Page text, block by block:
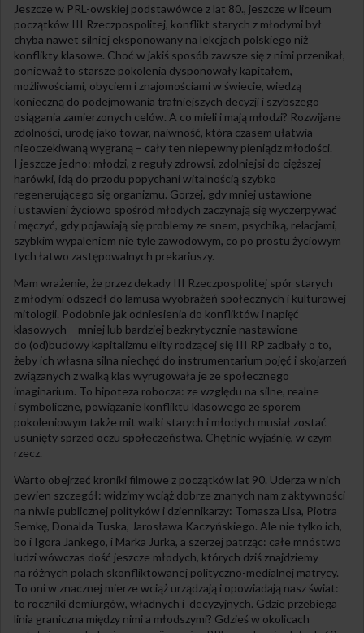
Jeszcze w PRL-owskiej podstawówce z lat 80., jeszcze w liceum
początków III Rzeczpospolitej, konflikt starych z młodymi był
chyba nawet silniej eksponowany na lekcjach polskiego niż
konflikty klasowe. Choć w jakiś sposób zawsze się z nimi przenikał,
ponieważ to starsze pokolenia dysponowały kapitałem,
możliwościami, obyciem i znajomościami w świecie, wiedzą
konieczną do podejmowania trafniejszych decyzji i szybszego
osiągania zamierzonych celów. A co mieli i mają młodzi? Rozwijane
zdolności, urodę jako towar, naiwność, która czasem ułatwia
nieoczekiwaną wygraną – cały ten niepewny pieniądz młodości.
I jeszcze jedno: młodzi, z reguły zdrowsi, zdolniejsi do cięższej
harówki, idą do przodu popychani witalnością szybko
regenerującego się organizmu. Gorzej, gdy mniej ustawione
i ustawieni życiowo spośród młodych zaczynają się wyczerpywać
i męczyć, gdy pojawiają się problemy ze snem, psychiką, relacjami,
szybkim wypaleniem nie tyle zawodowym, co po prostu życiowym
tych łatwo zastępowalnych prekariuszy.
Mam wrażenie, że przez dekady III Rzeczpospolitej spór starych
z młodymi odszedł do lamusa wyobrażeń społecznych i kulturowej
mitologii. Podobnie jak odniesienia do konfliktów i napięć
klasowych – mniej lub bardziej bezkrytycznie nastawione
do (od)budowy kapitalizmu elity rodzącej się III RP zadbały o to,
żeby ich własna silna niechęć do instrumentarium pojęć i skojarzeń
związanych z walką klas wyrugowała je ze społecznego
imaginarium. To hipoteza robocza: ze względu na silne, realne
i symboliczne, powiązanie konfliktu klasowego ze sporem
pokoleniowym także mit walki starych i młodych musiał zostać
usunięty sprzed oczu społeczeństwa. Chętnie wyjaśnię, w czym
rzecz.
Warto obejrzeć kroniki filmowe z początków lat 90. Uderza w nich
pewien szczegół: widzimy wciąż dobrze znanych nam z aktywności
na niwie publicznej polityków i dziennikarzy: Tomasza Lisa, Piotra
Semkę, Donalda Tuska, Jarosława Kaczyńskiego. Ale nie tylko ich,
bo i Igora Jankego, i Marka Jurka, a szerzej patrząc: całe mnóstwo
ludzi wówczas dość jeszcze młodych, których dziś znajdziemy
na różnych polach skonfliktowanej polityczno-medialnej matrycy.
To oni w znacznej mierze wciąż urządzają i opowiadają nasz świat:
to roczniki demiurgów, władnych i decyzyjnych. Gdzie przebiega
linia graniczna między nimi a młodszymi? Gdzieś w okolicach